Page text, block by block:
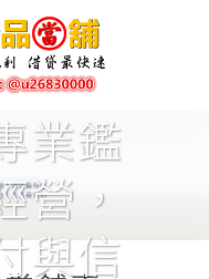
業鑑
營，
與信